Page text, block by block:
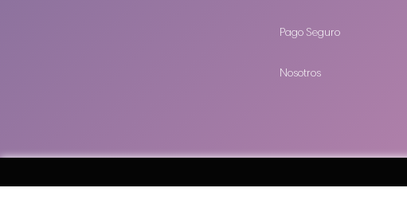
Pago Seguro
Nosotros
© 2019NOVA. All rights reserved ©